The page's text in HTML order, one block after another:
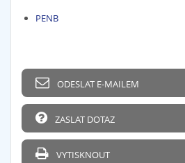
PENB
ODESLAT E-MAILEM
ZASLAT DOTAZ
VYTISKNOUT